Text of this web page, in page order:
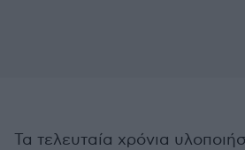
Τα τελευταία χρόνια